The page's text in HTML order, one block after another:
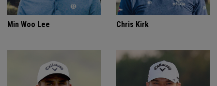
Min Woo Lee Chris Kirk